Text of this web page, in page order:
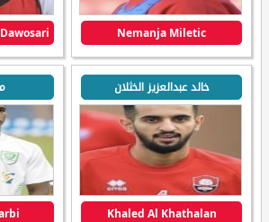
Nemanja Miletic
خالد عبدالعزيز الخثلان
Khaled Al Khathalan